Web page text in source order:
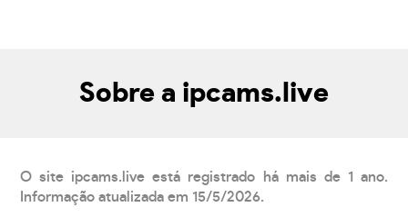
Sobre a ipcams.live
O site ipcams.live está registrado há mais de 1 ano.
Informação atualizada em 15/5/2026.